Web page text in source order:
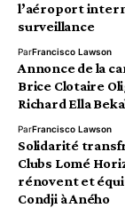
l’aéroport
surveillance
ParFrancisco Lawson
Annonce de la
Brice Clotaire
Richard Ella
ParFrancisco Lawson
Solidarité
Clubs Lomé
rénovent et
Condji à Aného